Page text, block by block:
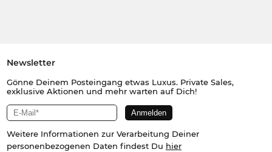
Newsletter
Gönne Deinem Posteingang etwas Luxus. Private Sales,
exklusive Aktionen und mehr warten auf Dich!
Weitere Informationen zur Verarbeitung Deiner
personenbezogenen Daten findest Du hier